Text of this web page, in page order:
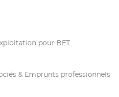
pour BET
& Emprunts professionnels